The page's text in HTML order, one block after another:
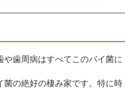
歯周病はすべてこのバイ菌に
の絶好の棲み家です。特に時